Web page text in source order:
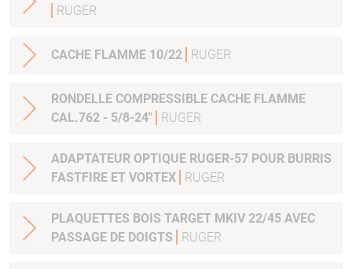
RUGER
CACHE FLAMME 10/22 RUGER
RONDELLE COMPRESSIBLE CACHE FLAMME
CAL.762 - 5/8-24"
RUGER
ADAPTATEUR OPTIQUE RUGER-57 POUR BURRIS
FASTFIRE ET VORTEX
RUGER
PLAQUETTES BOIS TARGET MKIV 22/45 AVEC
PASSAGE DE DOIGTS
RUGER